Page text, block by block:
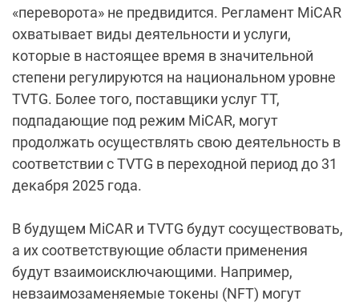
«переворота» не предвидится. Регламент MiCAR
охватывает виды деятельности и услуги,
которые в настоящее время в значительной
степени регулируются на национальном уровне
TVTG. Более того, поставщики услуг TT,
подпадающие под режим MiCAR, могут
продолжать осуществлять свою деятельность в
соответствии с TVTG в переходной период до 31
декабря 2025 года.
В будущем MiCAR и TVTG будут сосуществовать,
а их соответствующие области применения
будут взаимоисключающими. Например,
невзаимозаменяемые токены (NFT) могут